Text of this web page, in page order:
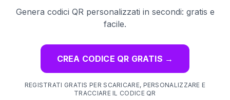
Genera codici QR personalizzati in secondi: gratis e
facile.
CREA CODICE QR GRATIS →
REGISTRATI GRATIS PER SCARICARE, PERSONALIZZARE E
TRACCIARE IL CODICE QR